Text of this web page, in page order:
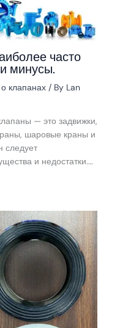
часто
минусы.
клапанах/ By Lan
— это задвижки,
шаровые краны и
следует
и недостатки.…